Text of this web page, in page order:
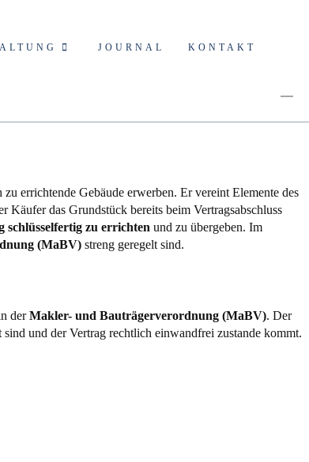
JOURNAL KONTAKT
errichtende Gebäude erwerben. Er vereint Elemente des
das Grundstück bereits beim Vertragsabschluss
schlüsselfertig zu errichten und zu übergeben. Im
(MaBV) streng geregelt sind.
derMakler- und Bauträgerverordnung (MaBV). Der
und der Vertrag rechtlich einwandfrei zustande kommt.